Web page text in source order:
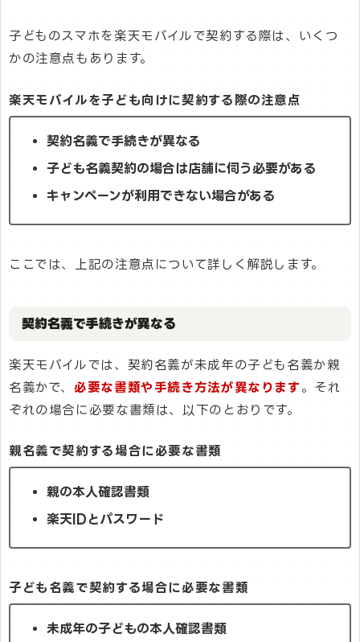
子どものスマホを楽天モバイルで契約する際は、いくつ
かの注意点もあります。
楽天モバイルを子ども向けに契約する際の注意点
契約名義で手続きが異なる
子ども名義契約の場合は店舗に伺う必要がある
キャンペーンが利用できない場合がある
ここでは、上記の注意点について詳しく解説します。
契約名義で手続きが異なる
楽天モバイルでは、契約名義が未成年の子ども名義か親
名義かで、必要な書類や手続き方法が異なります 。それ
ぞれの場合に必要な書類は、以下のとおりです。
親名義で契約する場合に必要な書類
親の本人確認書類
楽天IDとパスワード
子ども名義で契約する場合に必要な書類
未成年の子どもの本人確認書類